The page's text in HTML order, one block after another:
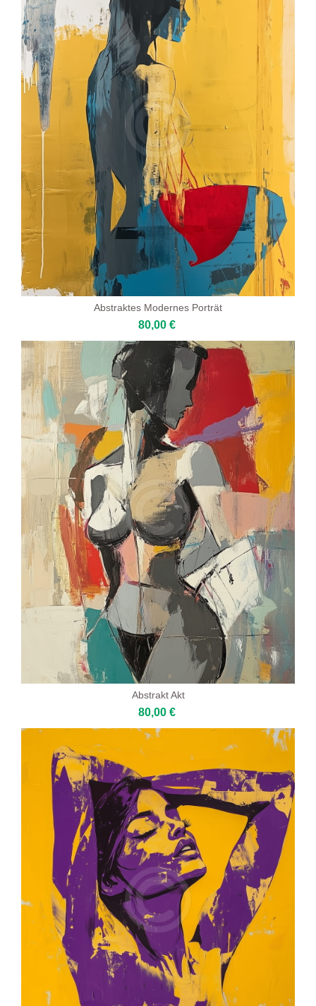
Abstraktes Modernes Porträt
80,00 €
Abstrakt Akt
80,00 €